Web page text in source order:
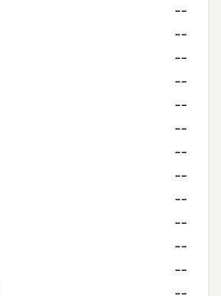
--
--
--
--
--
--
--
--
--
--
--
--